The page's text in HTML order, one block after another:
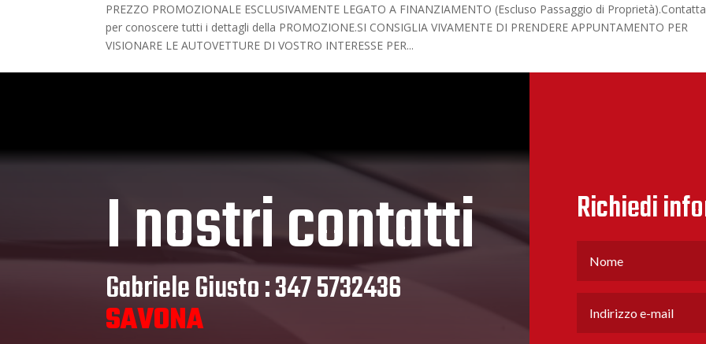
PREZZO PROMOZIONALE ESCLUSIVAMENTE LEGATO A FINANZIAMENTO (Escluso Passaggio di
per conoscere tutti i dettagli della PROMOZIONE.SI CONSIGLIA VIVAMENTE DI PRENDERE APPUNTAMENTO PER
VISIONARE LE AUTOVETTURE DI VOSTRO INTERESSE PER...
I nostri contatti
Gabriele Giusto : 347 5732436
SAVONA
Richiedi